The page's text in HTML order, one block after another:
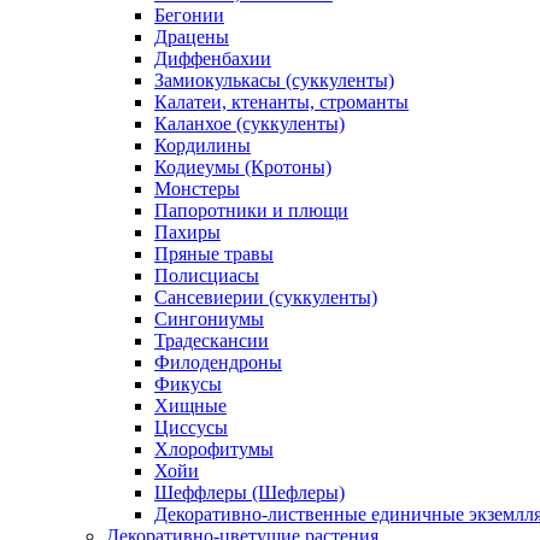
Бегонии
Драцены
Диффенбахии
Замиокулькасы (суккуленты)
Калатеи, ктенанты, строманты
Каланхое (суккуленты)
Кордилины
Кодиеумы (Кротоны)
Монстеры
Папоротники и плющи
Пахиры
Пряные травы
Полисциасы
Сансевиерии (суккуленты)
Сингониумы
Традескансии
Филодендроны
Фикусы
Хищные
Циссусы
Хлорофитумы
Хойи
Шеффлеры (Шефлеры)
Декоративно-лиственные единичные
Декоративно-цветущие растения